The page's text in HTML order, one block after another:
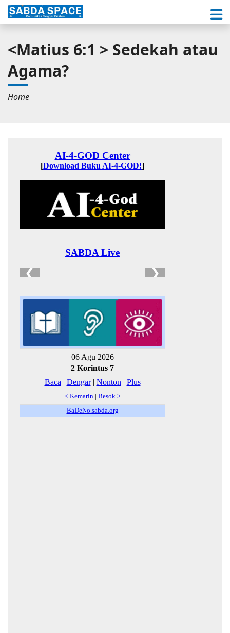
<Matius 6:1 > Sedekah atau
Agama?
Home